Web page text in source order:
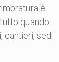
è
quando
cantieri, sedi